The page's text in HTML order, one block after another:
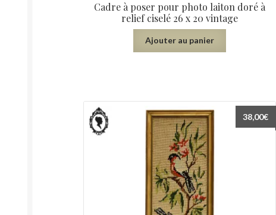
Cadre à poser pour photo laiton doré à
relief ciselé 26 x 20 vintage
Ajouter au panier
38,00€